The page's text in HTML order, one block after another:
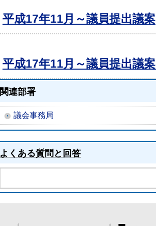
平成17年11月～議員提出議案
平成17年11月～議員提出議
関連部署
議会事務局
よくある質問と回答